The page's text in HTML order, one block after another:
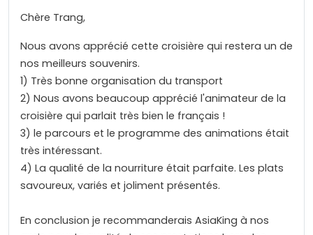
Chère Trang,
Nous avons apprécié cette croisière qui restera un de
nos meilleurs souvenirs.
1) Très bonne organisation du transport
2) Nous avons beaucoup apprécié l'animateur de la
croisière qui parlait très bien le français !
3) le parcours et le programme des animations était
très intéressant.
4) La qualité de la nourriture était parfaite. Les plats
savoureux, variés et joliment présentés.
En conclusion je recommanderais AsiaKing à nos